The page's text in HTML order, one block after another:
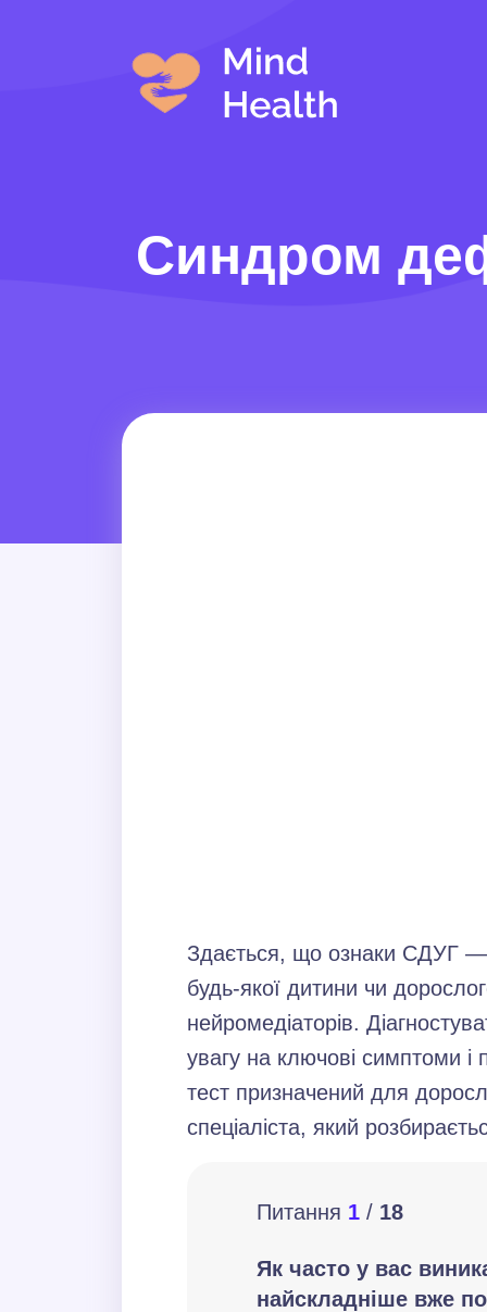
Синдром
Здається, що ознаки СДУГ —
будь-якої дитини чи
нейромедіаторів.
увагу на ключові симптоми
тест призначений для
спеціаліста, який
Питання 1 / 18
Як часто у вас
найскладніше вже
вже позаду?